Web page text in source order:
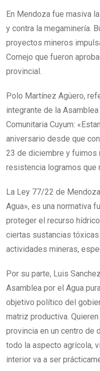
En Mendoza fue masiva
y contra la megaminería.
proyectos mineros
Cornejo que fueron
provincial.
Polo Martínez Agüero,
integrante de la
Comunitaria Cuyum:
aniversario desde que
23 de diciembre y fuimos
resistencia logramos que
La Ley 77/22 de
Agua», es una normativa
proteger el recurso
ciertas sustancias tóxicas
actividades mineras,
Por su parte, Luis
Asamblea por el Agua
objetivo político del
matriz productiva.
provincia en un centro de
todo la aspecto agrícola,
interior va a ser